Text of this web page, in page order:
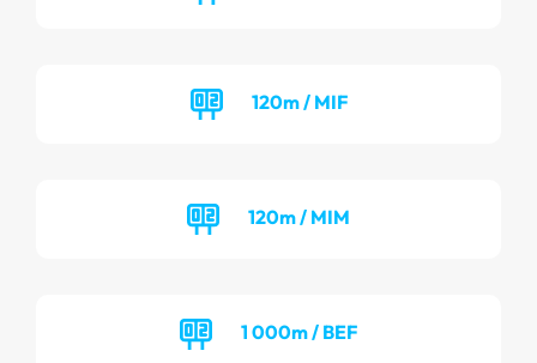
120m / MIF
120m / MIM
1 000m / BEF